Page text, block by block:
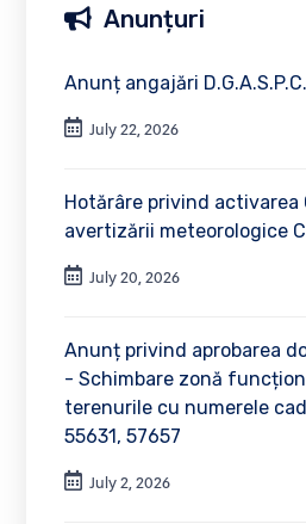
Anunțuri
Anunț angajări
July 22, 2026
Hotărâre privind activarea
avertizării meteorologice
July 20, 2026
Anunț privind aprobarea
- Schimbare zonă
terenurile cu numerele
55631, 57657
July 2, 2026